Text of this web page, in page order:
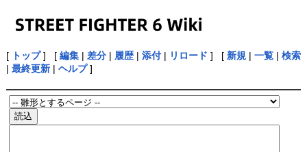
[ トップ] [ 編集| 差分| 履歴| 添付| リロード ] [ 新規| 一覧| 検索
| 最終更新| ヘルプ]